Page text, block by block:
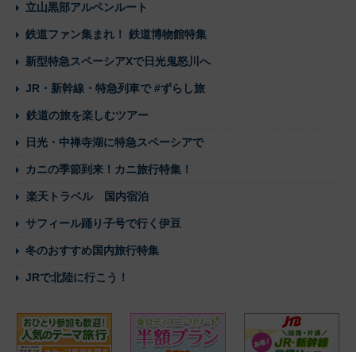
立山黒部アルペンルート
鉄道ファン集まれ！ 鉄道博物館特集
新型特急スペーシアXで日光鬼怒川へ
JR・新幹線・特急列車で #ずらし旅
鉄道の旅を楽しむツアー
日光・中禅寺湖に特急スペーシアで
カニの季節到来！カニ旅行特集！
楽天トラベル 国内宿泊
サフィール踊り子号で行く伊豆
冬のおすすめ国内旅行特集
JRで北陸に行こう！